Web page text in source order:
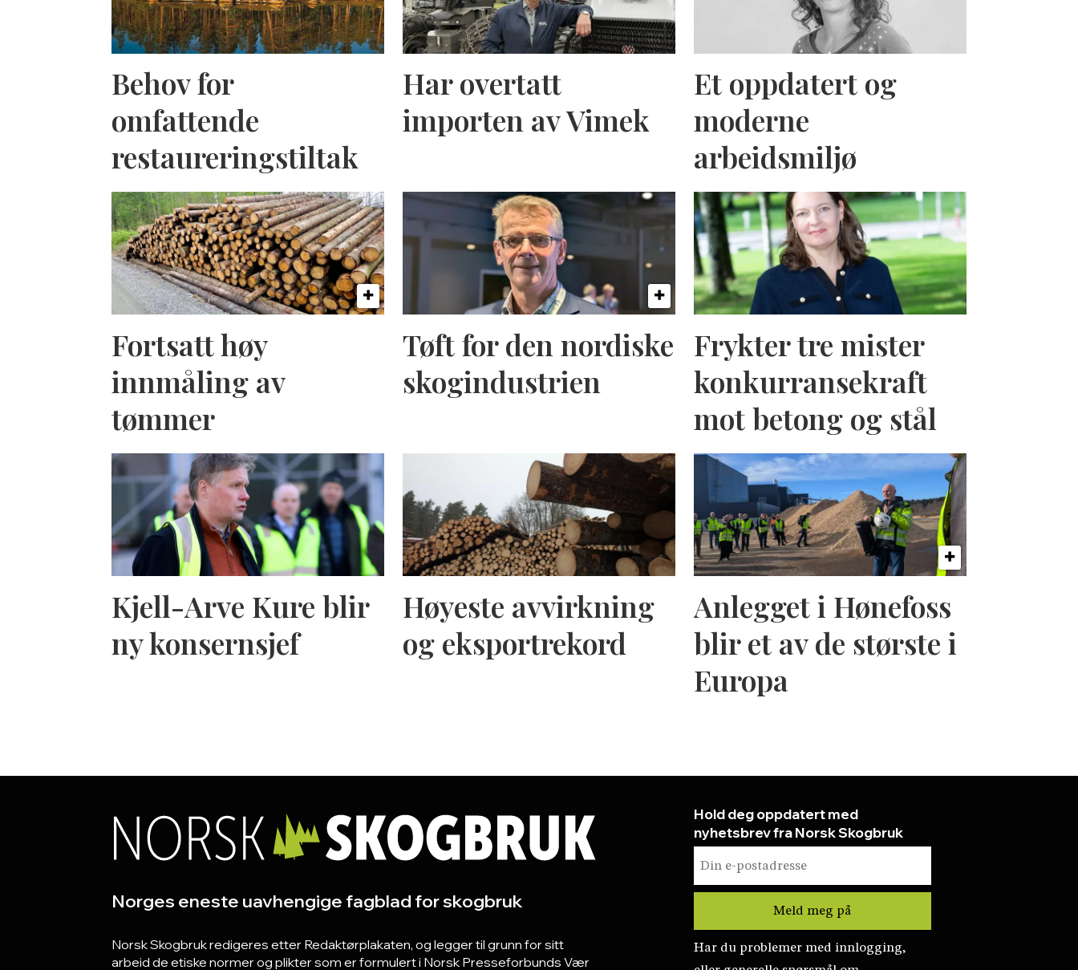
Behov for
omfattende
restaureringstiltak
Har overtatt
importen av Vimek
Et oppdatert og
moderne
arbeidsmiljø
Fortsatt høy
innmåling av
tømmer
Tøft for den nordiske
skogindustrien
Frykter tre mister
konkurransekraft
mot betong og stål
Kjell-Arve Kure blir
ny konsernsjef
Høyeste avvirkning
og eksportrekord
Anlegget i Hønefoss
blir et av de største i
Europa
Norges eneste uavhengige fagblad for skogbruk
Norsk Skogbruk redigeres etter Redaktørplakaten, og legger til grunn for sitt
arbeid de etiske normer og plikter som er formulert i Norsk Presseforbunds Vær
Hold deg oppdatert med
nyhetsbrev fra Norsk Skogbruk
Har du problemer med innlogging,